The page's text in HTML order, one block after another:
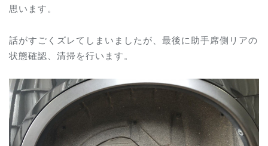
思います。
話がすごくズレてしまいましたが、最後に助手席側リアの
状態確認、清掃を行います。